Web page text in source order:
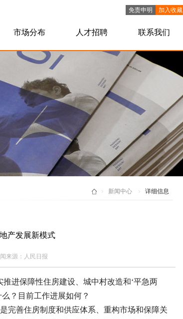
加入收藏
免责申明
市场分布 人才招聘 联系我们
详细信息
新闻中心
产发展新模式
来源：人民日报
进保障性住房建设、城中村改造和‘平急两
？目前工作进展如何？
完善住房制度和供应体系、重构市场和保障关